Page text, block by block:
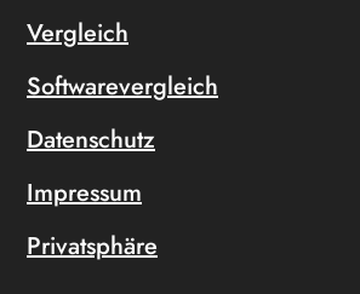
Vergleich
Softwarevergleich
Datenschutz
Impressum
Privatsphäre